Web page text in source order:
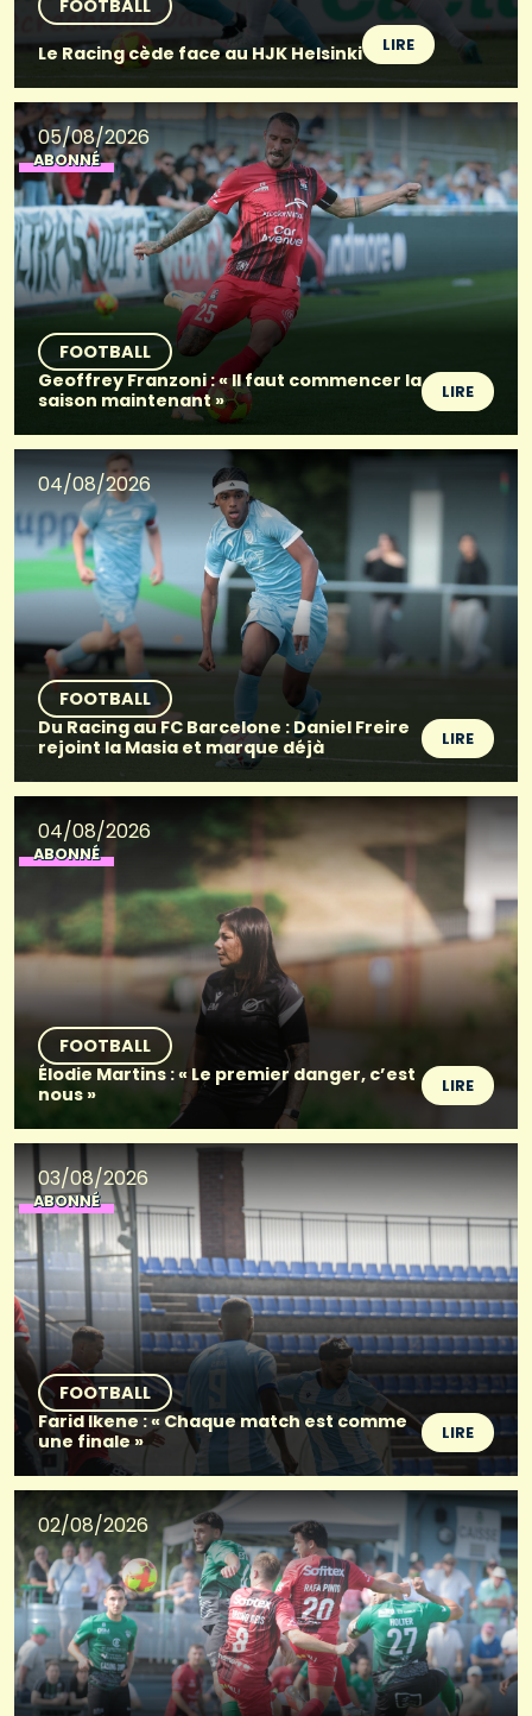
FOOTBALL
Le Racing cède face au HJK Helsinki
LIRE
05/08/2026
ABONNÉ
FOOTBALL
Geoffrey Franzoni : « Il faut commencer la
saison maintenant »
LIRE
04/08/2026
FOOTBALL
Du Racing au FC Barcelone : Daniel Freire
rejoint la Masia et marque déjà
LIRE
04/08/2026
ABONNÉ
FOOTBALL
Élodie Martins : « Le premier danger, c’est
nous »
LIRE
03/08/2026
ABONNÉ
FOOTBALL
Farid Ikene : « Chaque match est comme
une finale »
LIRE
02/08/2026